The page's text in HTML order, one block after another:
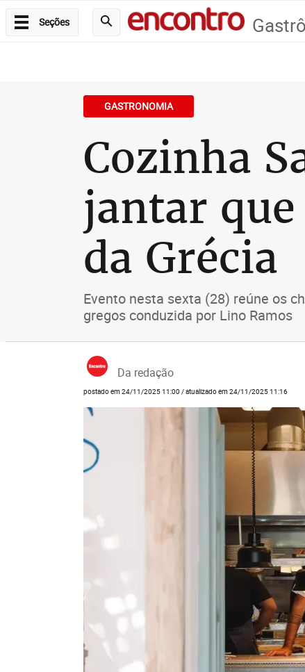
Seções Gastrô
GASTRONOMIA
Cozinha
jantar que
da Grécia
Evento nesta sexta (28) reúne os
gregos conduzida por Lino Ramos
Da redação
postado em 24/11/2025 11:00 / atualizado em 24/11/2025 11:16